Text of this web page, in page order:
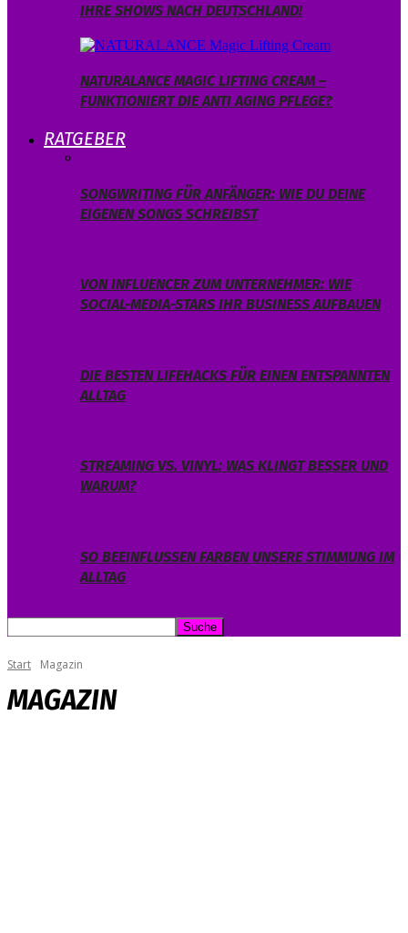
IHRE SHOWS NACH DEUTSCHLAND!
NATURALANCE MAGIC LIFTING CREAM –
FUNKTIONIERT DIE ANTI AGING PFLEGE?
RATGEBER
SONGWRITING FÜR ANFÄNGER: WIE DU DEINE
EIGENEN SONGS SCHREIBST
VON INFLUENCER ZUM UNTERNEHMER: WIE
SOCIAL-MEDIA-STARS IHR BUSINESS AUFBAUEN
DIE BESTEN LIFEHACKS FÜR EINEN ENTSPANNTEN
ALLTAG
STREAMING VS. VINYL: WAS KLINGT BESSER UND
WARUM?
SO BEEINFLUSSEN FARBEN UNSERE STIMMUNG IM
ALLTAG
Start Magazin
MAGAZIN